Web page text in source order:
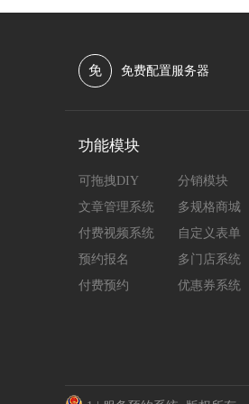
免 免费配置服务器
功能模块
可拖拽DIY
分销模块
文章管理系统
多规格商城
付费视频系统
自定义表单
预约报名
多门店系统
付费预约
优惠券系统